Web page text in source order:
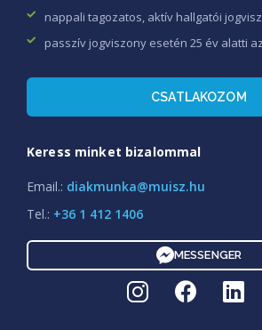
nappali tagozatos, aktív hallgatói
passzív jogviszony esetén 25 év alatti
CSATLAKOZOM
Keress minket bizalommal
Email.: diakmunka@muisz.hu
Tel.: +36 1 412 1406
MESSENGER